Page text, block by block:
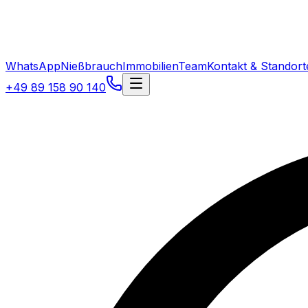
WhatsAppNießbrauchImmobilienTeamKontakt &
+49 89 158 90 140